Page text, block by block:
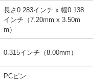
長さ0.283インチ x 幅0.138
インチ（7.20mm x 3.50m
m）
0.315インチ（8.00mm）
PCピン